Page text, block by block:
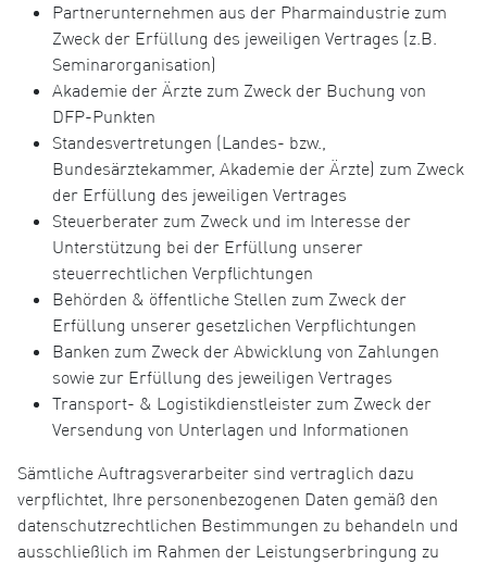
Partnerunternehmen aus der Pharmaindustrie zum
Zweck der Erfüllung des jeweiligen Vertrages (z.B.
Seminarorganisation)
Akademie der Ärzte zum Zweck der Buchung von
DFP-Punkten
Standesvertretungen (Landes- bzw.,
Bundesärztekammer, Akademie der Ärzte) zum Zweck
der Erfüllung des jeweiligen Vertrages
Steuerberater zum Zweck und im Interesse der
Unterstützung bei der Erfüllung unserer
steuerrechtlichen Verpflichtungen
Behörden & öffentliche Stellen zum Zweck der
Erfüllung unserer gesetzlichen Verpflichtungen
Banken zum Zweck der Abwicklung von Zahlungen
sowie zur Erfüllung des jeweiligen Vertrages
Transport- & Logistikdienstleister zum Zweck der
Versendung von Unterlagen und Informationen
Sämtliche Auftragsverarbeiter sind vertraglich dazu
verpflichtet, Ihre personenbezogenen Daten gemäß den
datenschutzrechtlichen Bestimmungen zu behandeln und
ausschließlich im Rahmen der Leistungserbringung zu